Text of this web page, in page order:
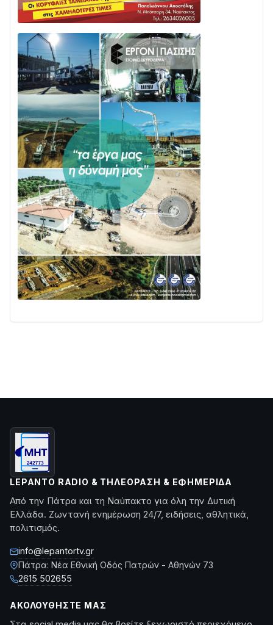
LEPANTO RADIO & ΤΗΛΕΌΡΑΣΗ & ΕΦΗΜΕΡΊΔΑ
Από την Πάτρα και τη Ναύπακτο για όλη την Δυτική
Ελλάδα. Ζωντανή ενημέρωση 24/7, ειδήσεις, αθλητικά,
πολιτισμός.
info@lepantortv.gr
Πάτρα: Νέα Εθνική Οδός Πατρών - Αθηνών 73
2615 502655
ΑΚΟΛΟΥΘΉΣΤΕ ΜΑΣ